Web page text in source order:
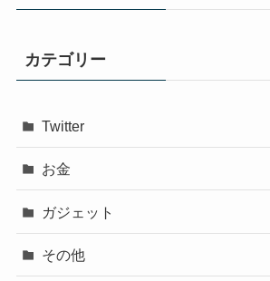
カテゴリー
Twitter
お金
ガジェット
その他